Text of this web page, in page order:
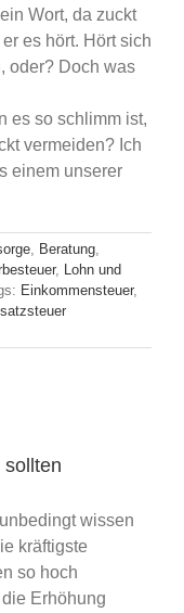
Wort, da zuckt
es hört. Hört sich
oder? Doch was
es so schlimm ist,
vermeiden? Ich
einem unserer
Beratung
,
Lohn und
Einkommensteuer,
sollten
wissen
kräftigste
so hoch
Erhöhung